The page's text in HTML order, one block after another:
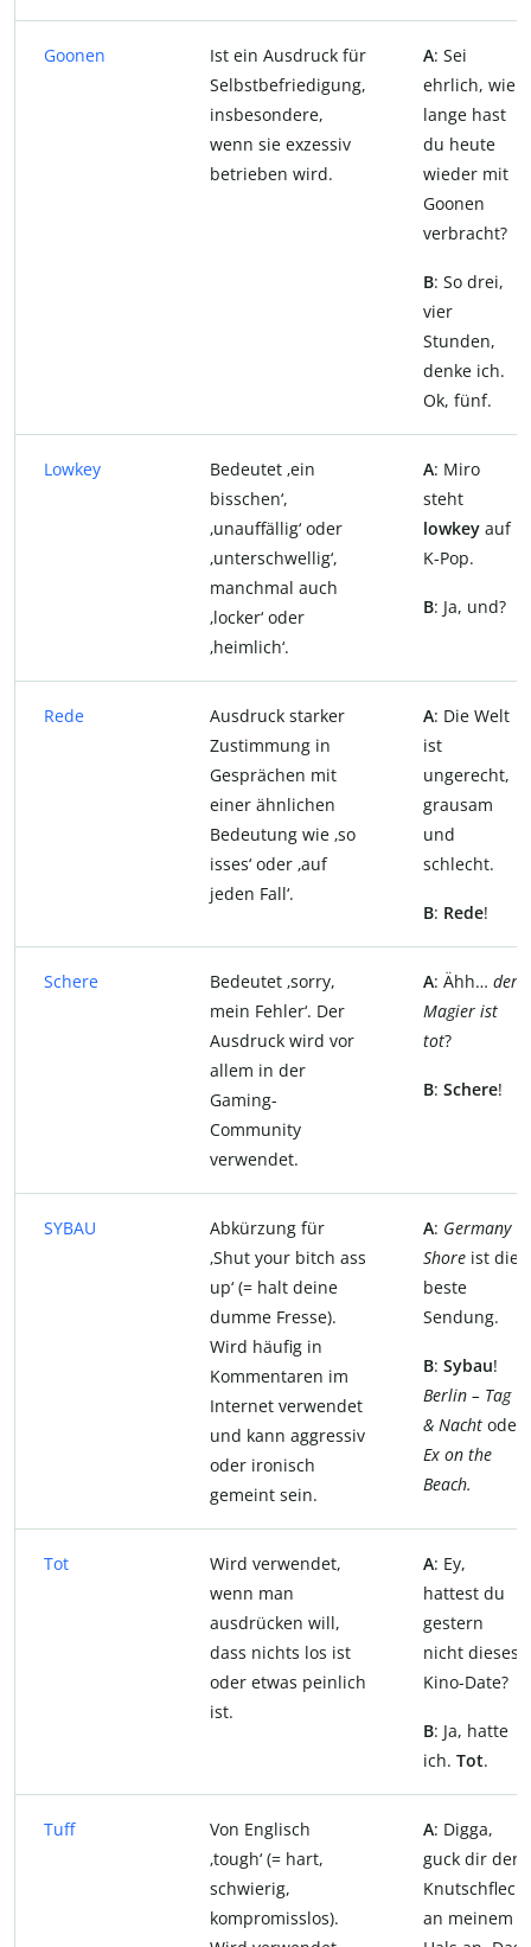
Goonen
Ist ein Ausdruck für
Selbstbefriedigung,
insbesondere,
wenn sie exzessiv
betrieben wird.
A: Sei
ehrlich, wie
lange hast
du heute
wieder mit
Goonen
verbracht?
B: So drei,
vier
Stunden,
denke ich.
Ok, fünf.
Lowkey
Bedeutet ‚ein
bisschen‘,
‚unauffällig‘ oder
‚unterschwellig‘,
manchmal auch
‚locker‘ oder
‚heimlich‘.
A: Miro
steht
lowkey auf
K-Pop.
B: Ja, und?
Rede
Ausdruck starker
Zustimmung in
Gesprächen mit
einer ähnlichen
Bedeutung wie ‚so
isses‘ oder ‚auf
jeden Fall‘.
A: Die Welt
ist
ungerecht,
grausam
und
schlecht.
B: Rede!
Schere
Bedeutet ‚sorry,
mein Fehler‘. Der
Ausdruck wird vor
allem in der
Gaming-
Community
verwendet.
A: Ähh… der
Magier ist
tot?
B: Schere!
SYBAU
Abkürzung für
‚Shut your bitch ass
up‘ (= halt deine
dumme Fresse).
Wird häufig in
Kommentaren im
Internet verwendet
und kann aggressiv
oder ironisch
gemeint sein.
A: Germany
Shore ist die
beste
Sendung.
B: Sybau!
Berlin – Tag
& Nacht oder
Ex on the
Beach.
Tot
Wird verwendet,
wenn man
ausdrücken will,
dass nichts los ist
oder etwas peinlich
ist.
A: Ey,
hattest du
gestern
nicht dieses
Kino-Date?
B: Ja, hatte
ich. Tot.
Tuff
Von Englisch
‚tough‘ (= hart,
schwierig,
kompromisslos).
A: Digga,
guck dir den
Knutschfleck
an meinem